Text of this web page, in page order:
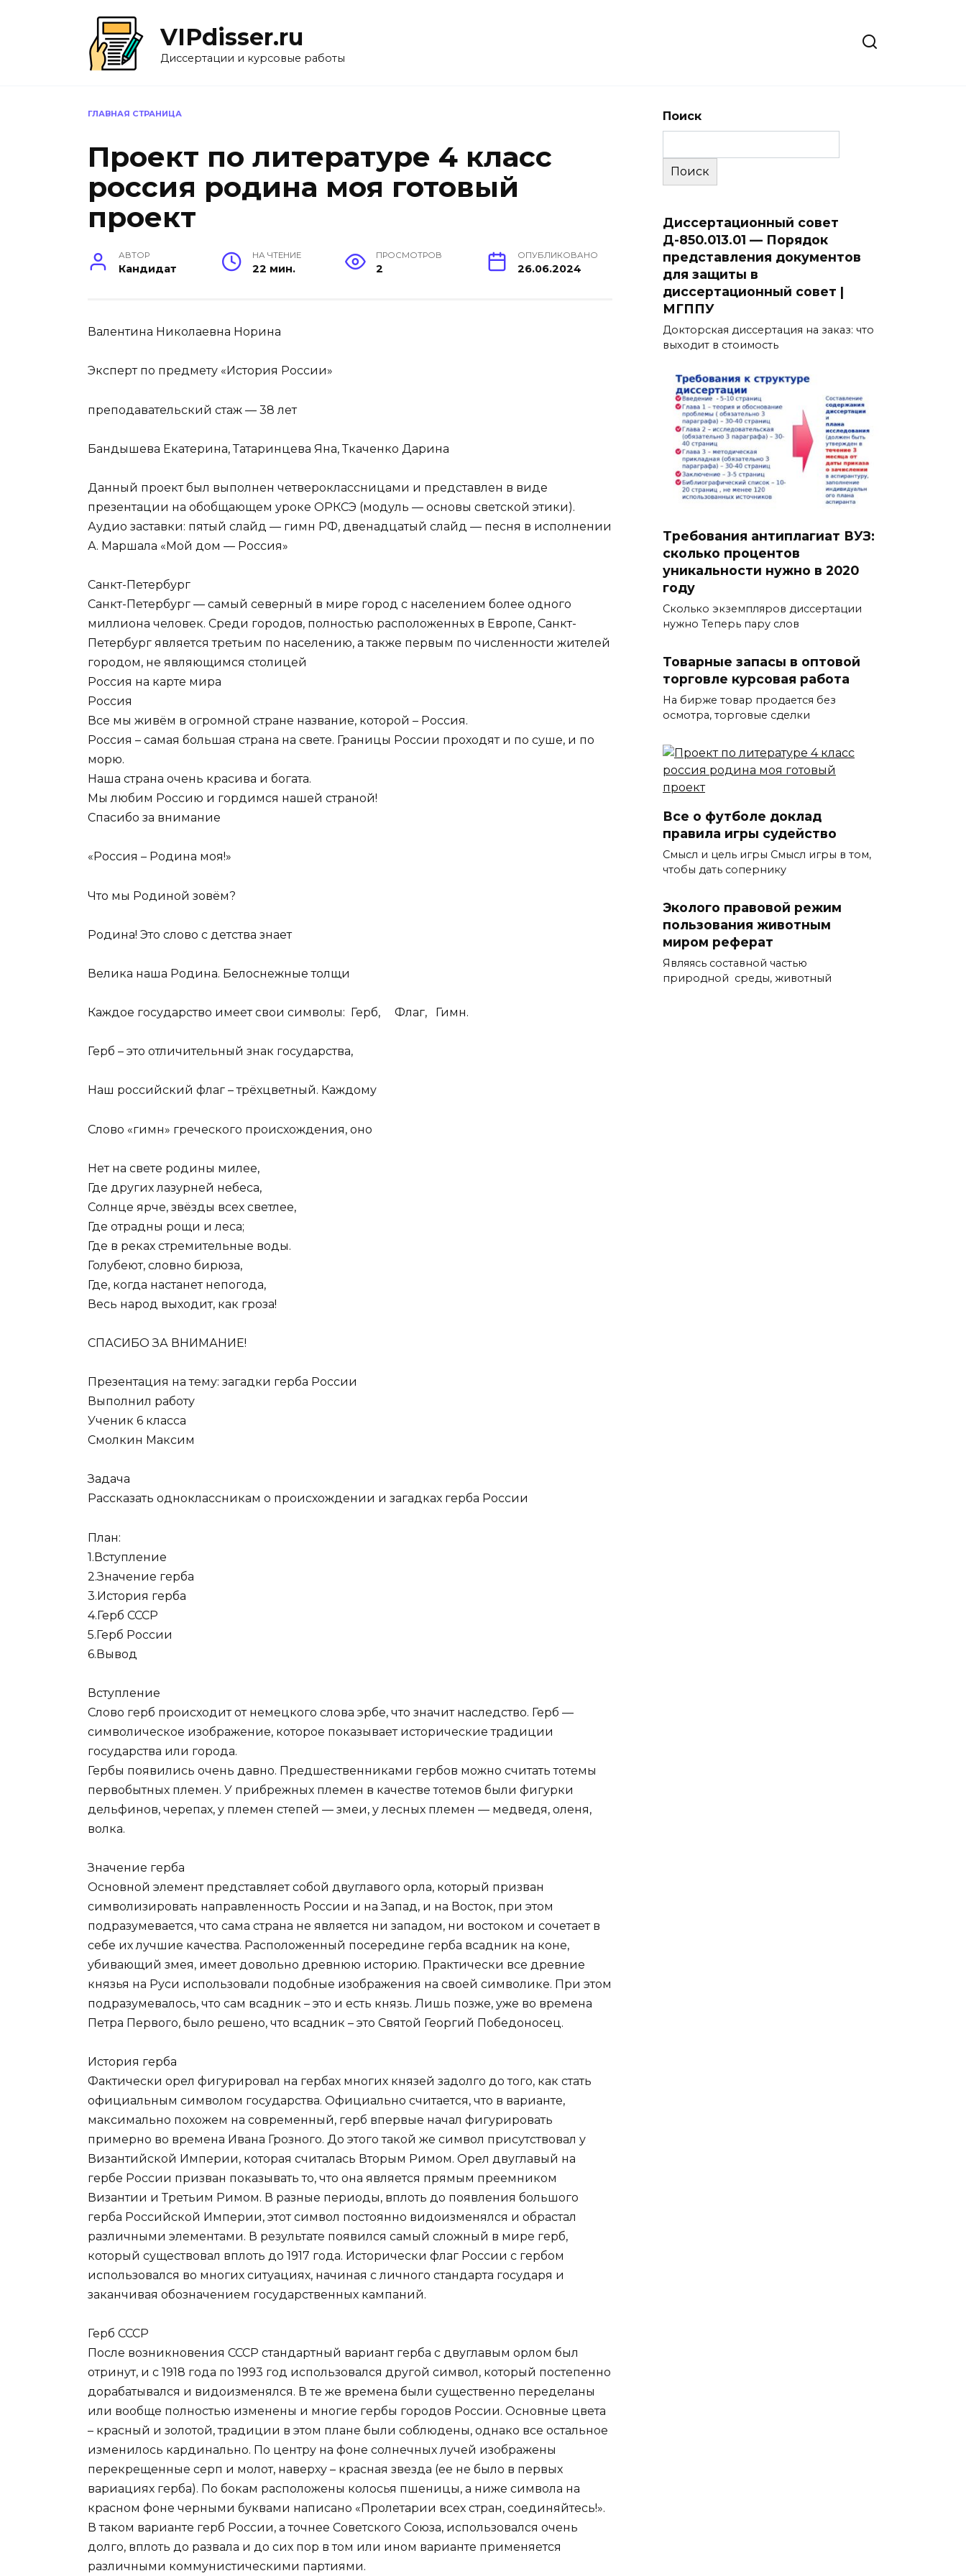
VIPdisser.ru
Диссертации и курсовые работы
ГЛАВНАЯ СТРАНИЦА
Проект по литературе 4 класс
россия родина моя готовый
проект
АВТОР
Кандидат
НА ЧТЕНИЕ
22 мин.
ПРОСМОТРОВ
2
ОПУБЛИКОВАНО
26.06.2024
Валентина Николаевна Норина
Эксперт по предмету «История России»
преподавательский стаж — 38 лет
Бандышева Екатерина, Татаринцева Яна, Ткаченко Дарина
Данный проект был выполнен четвероклассницами и представлен в виде
презентации на обобщающем уроке ОРКСЭ (модуль — основы светской этики).
Аудио заставки: пятый слайд — гимн РФ, двенадцатый слайд — песня в исполнении
А. Маршала «Мой дом — Россия»
Санкт-Петербург
Санкт-Петербург — самый северный в мире город с населением более одного
миллиона человек. Среди городов, полностью расположенных в Европе, Санкт-
Петербург является третьим по населению, а также первым по численности жителей
городом, не являющимся столицей
Россия на карте мира
Россия
Все мы живём в огромной стране название, которой – Россия.
Россия – самая большая страна на свете. Границы России проходят и по суше, и по
морю.
Наша страна очень красива и богата.
Мы любим Россию и гордимся нашей страной!
Спасибо за внимание
«Россия – Родина моя!»
Что мы Родиной зовём?
Родина! Это слово с детства знает
Велика наша Родина. Белоснежные толщи
Каждое государство имеет свои символы: Герб, Флаг, Гимн.
Герб – это отличительный знак государства,
Наш российский флаг – трёхцветный. Каждому
Слово «гимн» греческого происхождения, оно
Нет на свете родины милее,
Где других лазурней небеса,
Солнце ярче, звёзды всех светлее,
Где отрадны рощи и леса;
Где в реках стремительные воды.
Голубеют, словно бирюза,
Где, когда настанет непогода,
Весь народ выходит, как гроза!
СПАСИБО ЗА ВНИМАНИЕ!
Презентация на тему: загадки герба России
Выполнил работу
Ученик 6 класса
Смолкин Максим
Задача
Рассказать одноклассникам о происхождении и загадках герба России
План:
1.Вступление
2.Значение герба
3.История герба
4.Герб СССР
5.Герб России
6.Вывод
Вступление
Слово герб происходит от немецкого слова эрбе, что значит наследство. Герб —
символическое изображение, которое показывает исторические традиции
государства или города.
Гербы появились очень давно. Предшественниками гербов можно считать тотемы
первобытных племен. У прибрежных племен в качестве тотемов были фигурки
дельфинов, черепах, у племен степей — змеи, у лесных племен — медведя, оленя,
волка.
Значение герба
Основной элемент представляет собой двуглавого орла, который призван
символизировать направленность России и на Запад, и на Восток, при этом
подразумевается, что сама страна не является ни западом, ни востоком и сочетает в
себе их лучшие качества. Расположенный посередине герба всадник на коне,
убивающий змея, имеет довольно древнюю историю. Практически все древние
князья на Руси использовали подобные изображения на своей символике. При этом
подразумевалось, что сам всадник – это и есть князь. Лишь позже, уже во времена
Петра Первого, было решено, что всадник – это Святой Георгий Победоносец.
История герба
Фактически орел фигурировал на гербах многих князей задолго до того, как стать
официальным символом государства. Официально считается, что в варианте,
максимально похожем на современный, герб впервые начал фигурировать
примерно во времена Ивана Грозного. До этого такой же символ присутствовал у
Византийской Империи, которая считалась Вторым Римом. Орел двуглавый на
гербе России призван показывать то, что она является прямым преемником
Византии и Третьим Римом. В разные периоды, вплоть до появления большого
герба Российской Империи, этот символ постоянно видоизменялся и обрастал
различными элементами. В результате появился самый сложный в мире герб,
который существовал вплоть до 1917 года. Исторически флаг России с гербом
использовался во многих ситуациях, начиная с личного стандарта государя и
заканчивая обозначением государственных кампаний.
Герб СССР
После возникновения СССР стандартный вариант герба с двуглавым орлом был
отринут, и с 1918 года по 1993 год использовался другой символ, который постепенно
дорабатывался и видоизменялся. В те же времена были существенно переделаны
или вообще полностью изменены и многие гербы городов России. Основные цвета
– красный и золотой, традиции в этом плане были соблюдены, однако все остальное
изменилось кардинально. По центру на фоне солнечных лучей изображены
перекрещенные серп и молот, наверху – красная звезда (ее не было в первых
вариациях герба). По бокам расположены колосья пшеницы, а ниже символа на
красном фоне черными буквами написано «Пролетарии всех стран, соединяйтесь!».
В таком варианте герб России, а точнее Советского Союза, использовался очень
долго, вплоть до развала и до сих пор в том или ином варианте применяется
различными коммунистическими партиями.
Поиск
Поиск
Диссертационный совет
Д-850.013.01 — Порядок
представления документов
для защиты в
диссертационный совет |
МГППУ
Докторская диссертация на заказ: что
выходит в стоимость
Требования антиплагиат ВУЗ:
сколько процентов
уникальности нужно в 2020
году
Сколько экземпляров диссертации
нужно Теперь пару слов
Товарные запасы в оптовой
торговле курсовая работа
На бирже товар продается без
осмотра, торговые сделки
Все о футболе доклад
правила игры судейство
Смысл и цель игры Смысл игры в том,
чтобы дать сопернику
Эколого правовой режим
пользования животным
миром реферат
Являясь составной частью
природной среды, животный